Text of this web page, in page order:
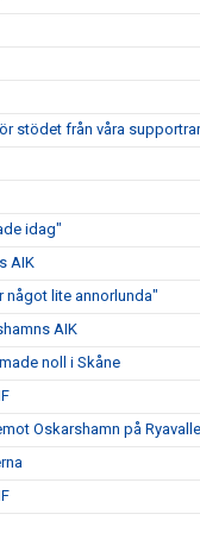
stödet från våra
idag"
AIK
något lite annorlunda"
AIK
noll i Skåne
Oskarshamn på